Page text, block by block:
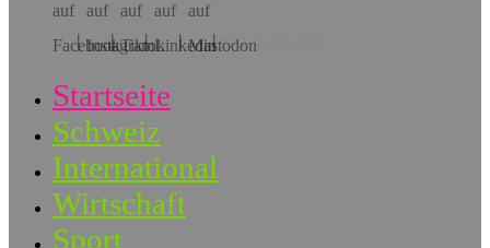
Hol dir die App!
Startseite
Schweiz
International
Wirtschaft
Sport